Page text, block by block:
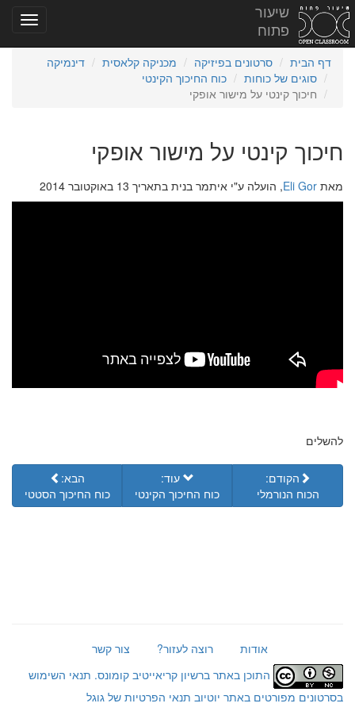
שיעור
פתוח
דף הבית סרטונים בפיזיקה מכניקה קלאסית
דינמיקה
סוגים של כוחות
כוח החיכוך הקינטי
חיכוך קינטי על מישור אופקי
חיכוך קינטי על מישור אופקי
מאת Eli Gor, הועלה ע"י איתמר בנית בתאריך 13 באוקטובר 2014
להשלים
הקודם:
הכוח הנורמלי
עוד:
כוח החיכוך הקינטי
הבא:
כוח החיכוך הסטטי
אודות רוצה לעזור?
צור קשר
התוכן באתר ברשיון קריאייטיב קומונס. תנאי השימוש
בסרטונים מפורטים באתר יוטיוב תנאי הפרטיות של גוגל